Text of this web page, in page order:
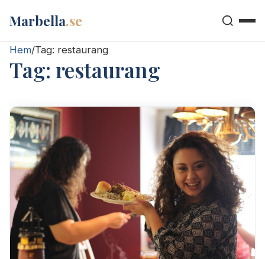
Marbella.se
Hem/Tag: restaurang
Tag: restaurang